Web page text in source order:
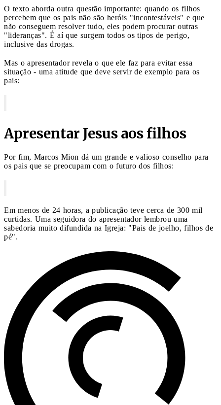
O texto aborda outra questão importante: quando os filhos
percebem que os pais não são heróis "incontestáveis" e que
não conseguem resolver tudo, eles podem procurar outras
"lideranças". É aí que surgem todos os tipos de perigo,
inclusive das drogas.
Mas o apresentador revela o que ele faz para evitar essa
situação - uma atitude que deve servir de exemplo para os
pais:
Apresentar Jesus aos filhos
Por fim, Marcos Mion dá um grande e valioso conselho para
os pais que se preocupam com o futuro dos filhos:
Em menos de 24 horas, a publicação teve cerca de 300 mil
curtidas. Uma seguidora do apresentador lembrou uma
sabedoria muito difundida na Igreja: "Pais de joelho, filhos de
pé".